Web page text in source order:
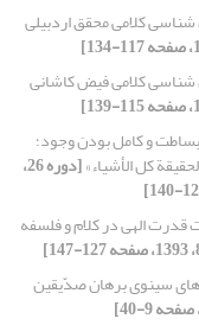
کلامی محقق اردبیلی
کلامی فیض کاشانی
بساطت و کامل بودن وجود؛
کل الأشیاء» [دوره 26،
قدرت الهی در کلام و فلسفه
سینوی برهان صدّیقین